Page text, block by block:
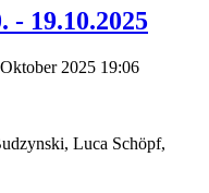
- 19.10.2025
2025 19:06
Luca Schöpf,